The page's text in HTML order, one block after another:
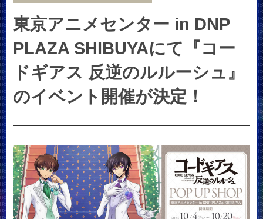
東京アニメセンター in DNP
PLAZA SHIBUYAにて『コー
ドギアス 反逆のルルーシュ』
のイベント開催が決定！